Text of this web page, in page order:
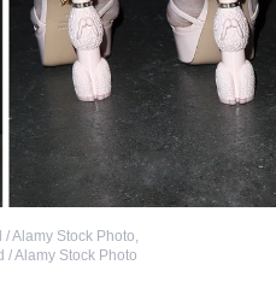
Alamy Stock Photo,
/ Alamy Stock Photo